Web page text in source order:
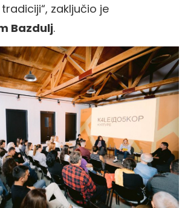
zaključio je
Bazdulj.